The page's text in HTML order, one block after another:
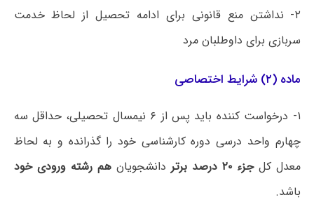
۲- نداشتن منع قانونی برای ادامه تحصیل از لحاظ خدمت
سربازی برای داوطلبان مرد
ماده (۲) شرایط اختصاصی
۱- درخواست کننده باید پس از ۶ نیمسال تحصیلی، حداقل سه
چهارم واحد درسی دوره کارشناسی خود را گذرانده و به لحاظ
معدل کل جزء ۲۰ درصد برتر دانشجویانهم رشته ورودی خود
باشد.